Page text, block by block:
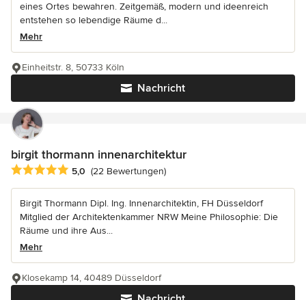
eines Ortes bewahren. Zeitgemäß, modern und ideenreich
entstehen so lebendige Räume d...
Mehr
Nachricht
Einheitstr. 8, 50733 Köln
birgit thormann innenarchitektur
Durchschnittliche Bewertung: 5 von 5 Sternen
5,0 (22 Bewertungen)
Birgit Thormann Dipl. Ing. Innenarchitektin, FH Düsseldorf
Mitglied der Architektenkammer NRW Meine Philosophie: Die
Räume und ihre Aus...
Mehr
Klosekamp 14, 40489 Düsseldorf